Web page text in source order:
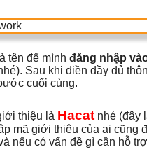
tên để mình đăng nhập
Sau khi điền đầy đủ
cuối cùng.
thiệu là Hacat nhé (đây
mã giới thiệu của ai cũng
nếu có vấn đề gì cần hỗ